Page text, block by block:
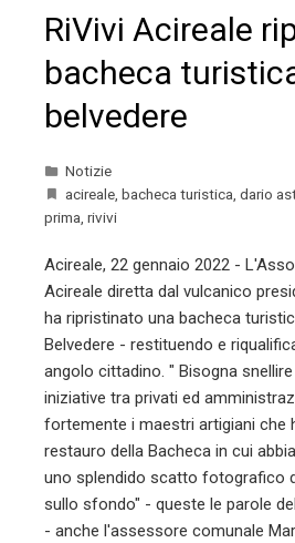
RiVivi Acireale
bacheca
belvedere
Notizie
acireale, bacheca turistica, dario
prima, rivivi
Acireale, 22 gennaio 2022 -
Acireale diretta dal vulcanico
ha ripristinato una bacheca
Belvedere - restituendo e
angolo cittadino. " Bisogna
iniziative tra privati ed
fortemente i maestri artigiani che
restauro della Bacheca in cui
uno splendido scatto fotografico
sullo sfondo" - queste le parole
- anche l'assessore comunale